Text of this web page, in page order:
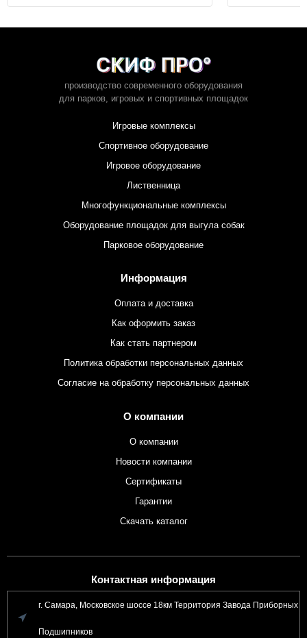
производство современного оборудования
для парков, игровых и спортивных площадок
Игровые комплексы
Спортивное оборудование
Игровое оборудование
Лиственница
Многофункциональные комплексы
Оборудование площадок для выгула собак
Парковое оборудование
Информация
Оплата и доставка
Как оформить заказ
Как стать партнером
Политика обработки персональных данных
Согласие на обработку персональных данных
О компании
О компании
Новости компании
Сертификаты
Гарантии
Скачать каталог
Контактная информация
г. Самара, Московское шоссе 18км Территория Завода Приборных
Подшипников